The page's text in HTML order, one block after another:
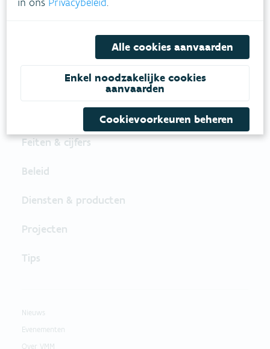
Onze leefomgeving klimaatbestendig maken?
een duurzaam lucht-, water- en klimaatbeleid.
Feiten & cijfers
Beleid
Diensten & producten
Projecten
Tips
Nieuws
Evenementen
Over VMM
Alle cookies aanvaarden
Enkel noodzakelijke cookies
aanvaarden
Cookievoorkeuren beheren